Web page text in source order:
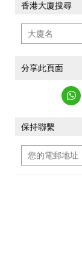
香港大廈搜尋
分享此頁面
保持聯繫